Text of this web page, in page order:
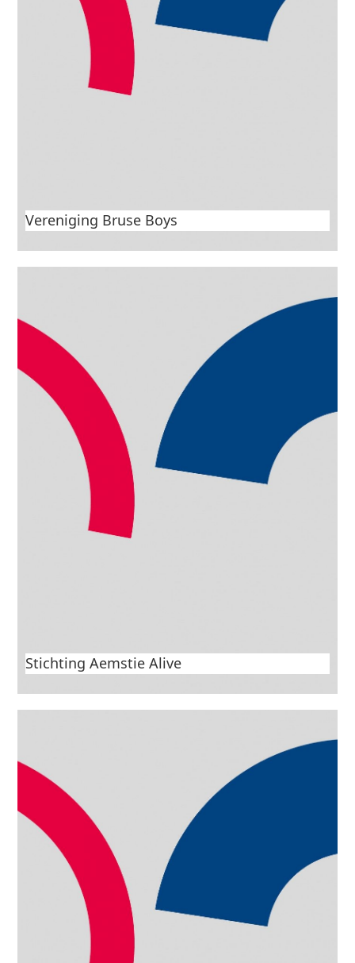
Vereniging Bruse Boys
Speeltuin op sportcomplex Volharding
Stichting Aemstie Alive
2e SAMEN-openluchtfestival 2025: Het “Verbonden
Aan Zeeuws Orkest en Educatief project